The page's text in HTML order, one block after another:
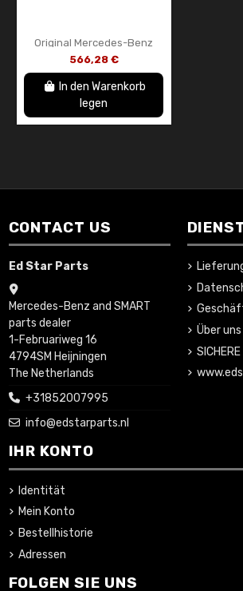
Original Mercedes-Benz
Touchpad-Steuereinheit
A247900390364 –
Touchpad-Schalterblock...
566,28 €
In den Warenkorb
legen
CONTACT US
Ed Star Parts
Mercedes-Benz and SMART
parts dealer
1-Februariweg 16
4794SM Heijningen
The Netherlands
+31852007995
info@edstarparts.nl
Über uns
IHR KONTO
Identität
Mein Konto
Bestellhistorie
Adressen
FOLGEN SIE UNS